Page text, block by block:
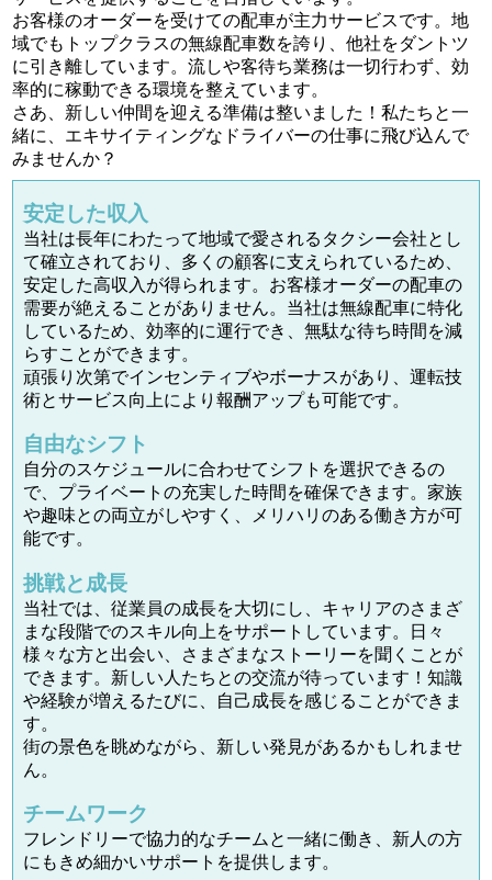
お客様のオーダーを受けての配車が主力サービスです。地
域でもトップクラスの無線配車数を誇り、他社をダントツ
に引き離しています。流しや客待ち業務は一切行わず、効
率的に稼動できる環境を整えています。
さあ、新しい仲間を迎える準備は整いました！私たちと一
緒に、エキサイティングなドライバーの仕事に飛び込んで
みませんか？
安定した収入
当社は長年にわたって地域で愛されるタクシー会社とし
て確立されており、多くの顧客に支えられているため、
安定した高収入が得られます。お客様オーダーの配車の
需要が絶えることがありません。当社は無線配車に特化
しているため、効率的に運行でき、無駄な待ち時間を減
らすことができます。
頑張り次第でインセンティブやボーナスがあり、運転技
術とサービス向上により報酬アップも可能です。
自由なシフト
自分のスケジュールに合わせてシフトを選択できるの
で、プライベートの充実した時間を確保できます。家族
や趣味との両立がしやすく、メリハリのある働き方が可
能です。
挑戦と成長
当社では、従業員の成長を大切にし、キャリアのさまざ
まな段階でのスキル向上をサポートしています。日々
様々な方と出会い、さまざまなストーリーを聞くことが
できます。新しい人たちとの交流が待っています！知識
や経験が増えるたびに、自己成長を感じることができま
す。
街の景色を眺めながら、新しい発見があるかもしれませ
ん。
チームワーク
フレンドリーで協力的なチームと一緒に働き、新人の方
にもきめ細かいサポートを提供します。